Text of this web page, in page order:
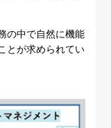
の中で自然に機能
とが求められてい